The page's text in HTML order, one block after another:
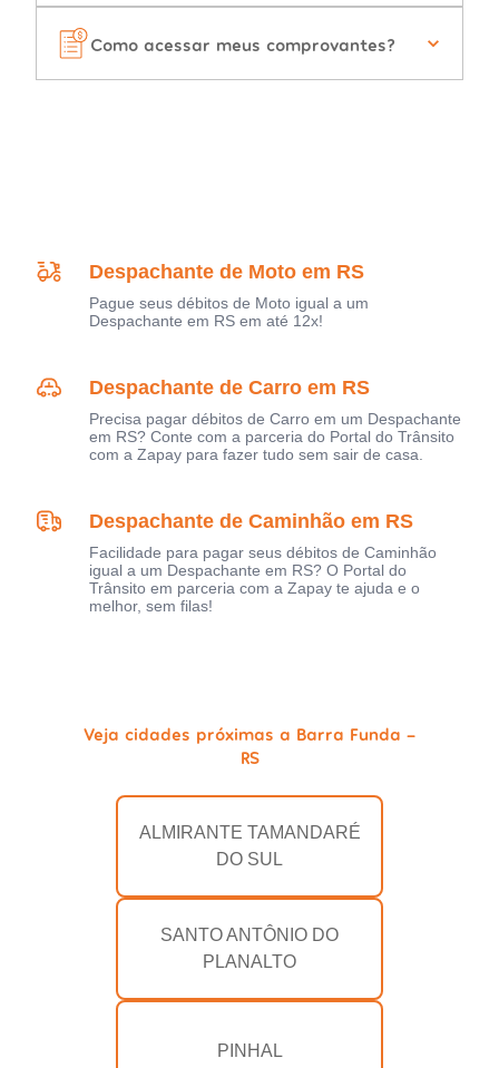
Como acessar meus comprovantes?
Despachante de Moto em RS
Pague seus débitos de Moto igual a um
Despachante em RS em até 12x!
Despachante de Carro em RS
Precisa pagar débitos de Carro em um Despachante
em RS? Conte com a parceria do Portal do Trânsito
com a Zapay para fazer tudo sem sair de casa.
Despachante de Caminhão em RS
Facilidade para pagar seus débitos de Caminhão
igual a um Despachante em RS? O Portal do
Trânsito em parceria com a Zapay te ajuda e o
melhor, sem filas!
Veja cidades próximas a Barra Funda -
RS
ALMIRANTE TAMANDARÉ
DO SUL
SANTO ANTÔNIO DO
PLANALTO
PINHAL